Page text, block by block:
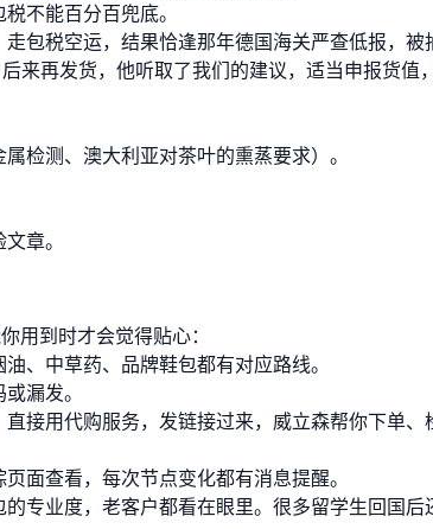
税不能百分百兜底。
包税空运，结果恰逢那年德国海关严查低报，被
来再发货，他听取了我们的建议，适当申报货值
检测、澳大利亚对茶叶的熏蒸要求）。
文章。
用到时才会觉得贴心：
、中草药、品牌鞋包都有对应路线。
漏发。
接用代购服务，发链接过来，威立森帮你下单、
页面查看，每次节点变化都有消息提醒。
专业度，老客户都看在眼里。很多留学生回国后